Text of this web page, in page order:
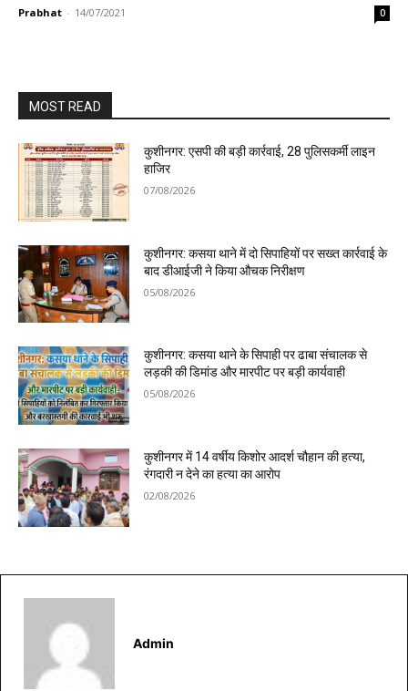
Prabhat - 14/07/2021 0
MOST READ
कुशीनगर: एसपी की बड़ी कार्रवाई, 28 पुलिसकर्मी लाइन
हाजिर
07/08/2026
कुशीनगर: कसया थाने में दो सिपाहियों पर सख्त कार्रवाई के
बाद डीआईजी ने किया औचक निरीक्षण
05/08/2026
कुशीनगर: कसया थाने के सिपाही पर ढाबा संचालक से
लड़की की डिमांड और मारपीट पर बड़ी कार्यवाही
05/08/2026
कुशीनगर में 14 वर्षीय किशोर आदर्श चौहान की हत्या,
रंगदारी न देने का हत्या का आरोप
02/08/2026
Admin